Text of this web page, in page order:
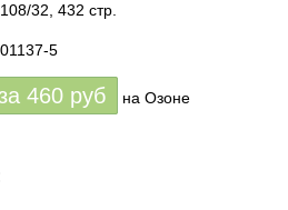
32, 432 стр.
5
460 руб на Озоне